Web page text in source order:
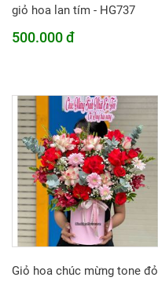
giỏ hoa lan tím - HG737
500.000 đ
Giỏ hoa chúc mừng tone đỏ